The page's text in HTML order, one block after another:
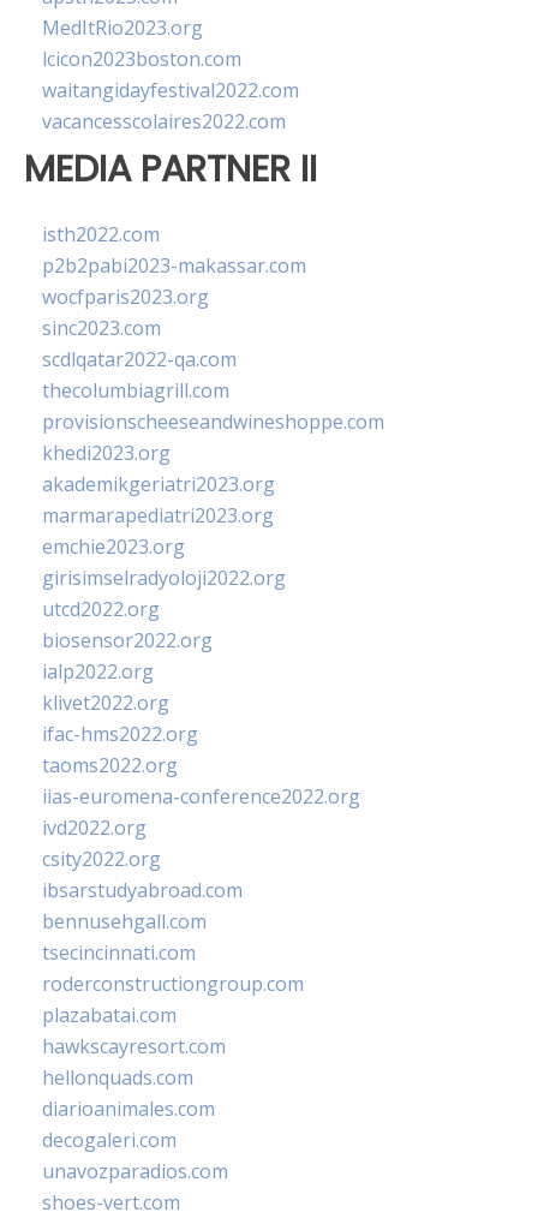
MedItRio2023.org
lcicon2023boston.com
waitangidayfestival2022.com
vacancesscolaires2022.com
MEDIA PARTNER II
isth2022.com
p2b2pabi2023-makassar.com
wocfparis2023.org
sinc2023.com
scdlqatar2022-qa.com
thecolumbiagrill.com
provisionscheeseandwineshoppe.com
khedi2023.org
akademikgeriatri2023.org
marmarapediatri2023.org
emchie2023.org
girisimselradyoloji2022.org
utcd2022.org
biosensor2022.org
ialp2022.org
klivet2022.org
ifac-hms2022.org
taoms2022.org
iias-euromena-conference2022.org
ivd2022.org
csity2022.org
ibsarstudyabroad.com
bennusehgall.com
tsecincinnati.com
roderconstructiongroup.com
plazabatai.com
hawkscayresort.com
hellonquads.com
diarioanimales.com
decogaleri.com
unavozparadios.com
shoes-vert.com